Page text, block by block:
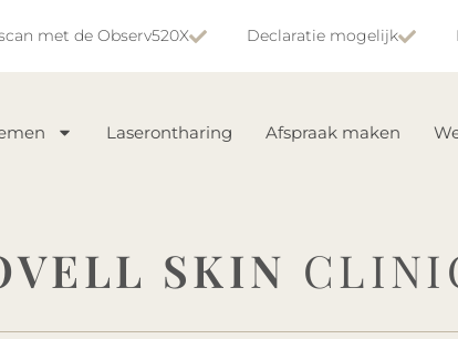
met de Observ520X Declaratie mogelijk
Laserontharing Afspraak maken
SKIN